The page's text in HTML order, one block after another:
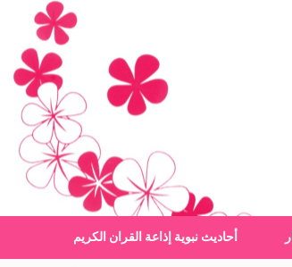
أحاديث نبوية إذاعة القران الكريم